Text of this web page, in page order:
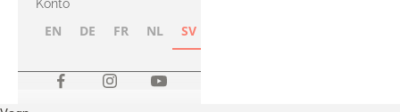
Konto
EN DE FR NL SV